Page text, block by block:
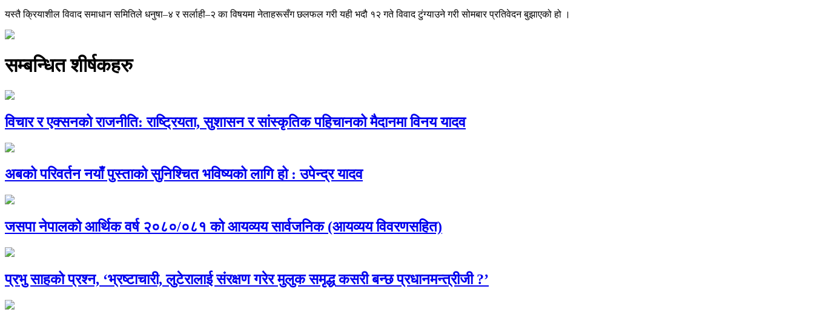
यस्तै क्रियाशील विवाद समाधान समितिले धनुषा–४ र सर्लाही–२ का विषयमा नेताहरूसँग छलफल गरी यही भदौ १२ गते विवाद टुंग्याउने गरी सोमबार प्रतिवेदन बुझाएको हो ।
सम्बन्धित शीर्षकहरु
विचार र एक्सनको राजनीति: राष्ट्रियता, सुशासन र सांस्कृतिक पहिचानको मैदानमा विनय यादव
अबको परिवर्तन नयाँ पुस्ताको सुनिश्चित भविष्यको लागि हो : उपेन्द्र यादव
जसपा नेपालको आर्थिक वर्ष २०८०/०८१ को आयव्यय सार्वजनिक (आयव्यय विवरणसहित)
प्रभु साहको प्रश्न, ‘भ्रष्टाचारी, लुटेरालाई संरक्षण गरेर मुलुक समृद्ध कसरी बन्छ प्रधानमन्त्रीजी ?’